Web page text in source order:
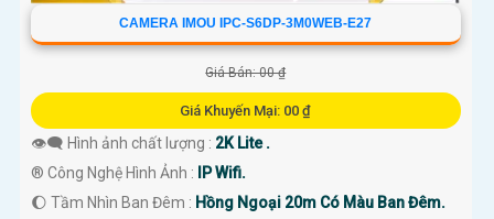
CAMERA IMOU IPC-S6DP-3M0WEB-E27
Giá Bán: 00 ₫
Giá Khuyến Mại: 00 ₫
👁️‍🗨 Hình ảnh chất lượng : 2K Lite .
®️ Công Nghệ Hình Ảnh :
IP Wifi.
🌔 Tầm Nhìn Ban Đêm : Hồng Ngoại 20m Có Màu Ban Đêm.